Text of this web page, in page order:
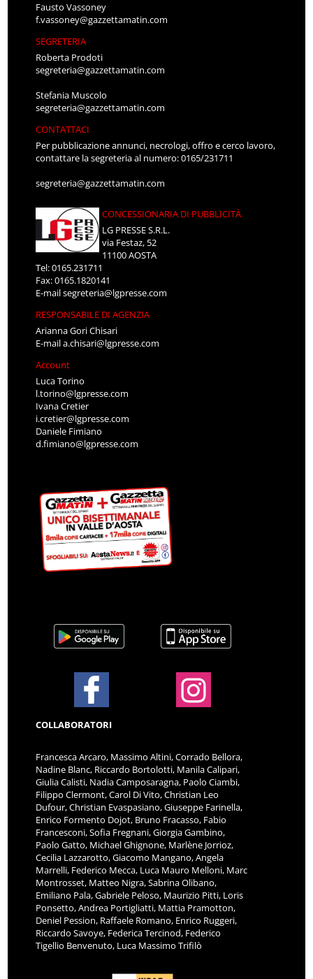
Fausto Vassoney
f.vassoney@gazzettamatin.com
SEGRETERIA
Roberta Prodoti
segreteria@gazzettamatin.com
Stefania Muscolo
segreteria@gazzettamatin.com
CONTATTACI
Per pubblicazione annunci, necrologi, offro e cerco lavoro,
contattare la segreteria al numero: 0165/231711
segreteria@gazzettamatin.com
CONCESSIONARIA DI PUBBLICITÀ
LG PRESSE S.R.L.
via Festaz, 52
11100 AOSTA
Tel: 0165.231711
Fax: 0165.1820141
E-mailsegreteria@lgpresse.com
RESPONSABILE DI AGENZIA
Arianna Gori Chisari
E-maila.chisari@lgpresse.com
Account
Luca Torino
l.torino@lgpresse.com
Ivana Cretier
i.cretier@lgpresse.com
Daniele Fimiano
d.fimiano@lgpresse.com
COLLABORATORI
Francesca Arcaro, Massimo Altini, Corrado Bellora,
Nadine Blanc, Riccardo Bortolotti, Manila Calipari,
Giulia Calisti, Nadia Camposaragna, Paolo Ciambi,
Filippo Clermont, Carol Di Vito, Christian Leo
Dufour, Christian Evaspasiano, Giuseppe Farinella,
Enrico Formento Dojot, Bruno Fracasso, Fabio
Francesconi, Sofia Fregnani, Giorgia Gambino,
Paolo Gatto, Michael Ghignone, Marlène Jorrioz,
Cecilia Lazzarotto, Giacomo Mangano, Angela
Marrelli, Federico Mecca, Luca Mauro Melloni, Marc
Montrosset, Matteo Nigra, Sabrina Olibano,
Emiliano Pala, Gabriele Peloso, Maurizio Pitti, Loris
Ponsetto, Andrea Portigliatti, Mattia Pramotton,
Deniel Pession, Raffaele Romano, Enrico Ruggeri,
Riccardo Savoye, Federica Tercinod, Federico
Tigellio Benvenuto, Luca Massimo Trifilò